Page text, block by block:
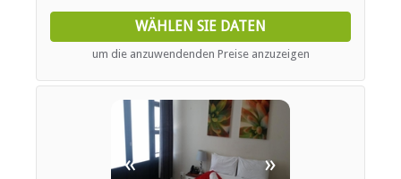
WÄHLEN SIE DATEN
um die anzuwendenden Preise anzuzeigen
« »